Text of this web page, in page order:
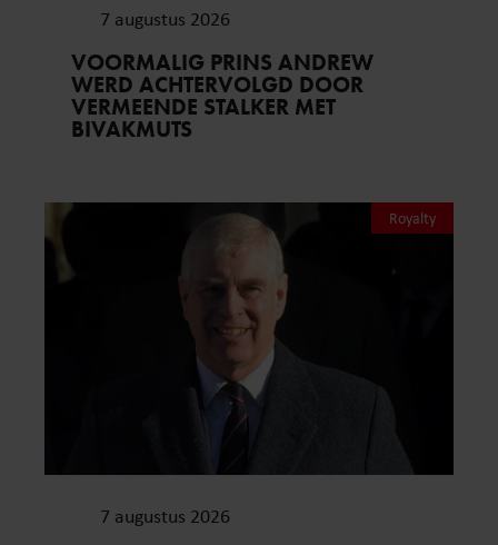
7 augustus 2026
VOORMALIG PRINS ANDREW
WERD ACHTERVOLGD DOOR
VERMEENDE STALKER MET
BIVAKMUTS
Royalty
7 augustus 2026